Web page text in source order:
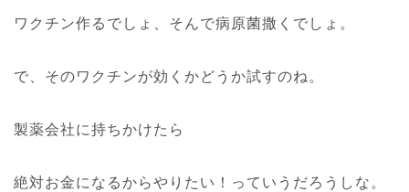
ワクチン作るでしょ、そんで病原菌撒くでしょ。
で、そのワクチンが効くかどうか試すのね。
製薬会社に持ちかけたら
絶対お金になるからやりたい！っていうだろうしな。